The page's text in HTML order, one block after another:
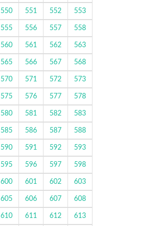
550 551 552 553
555 556 557 558
560 561 562 563
565 566 567 568
570 571 572 573
575 576 577 578
580 581 582 583
585 586 587 588
590 591 592 593
595 596 597 598
600 601 602 603
605 606 607 608
610 611 612 613